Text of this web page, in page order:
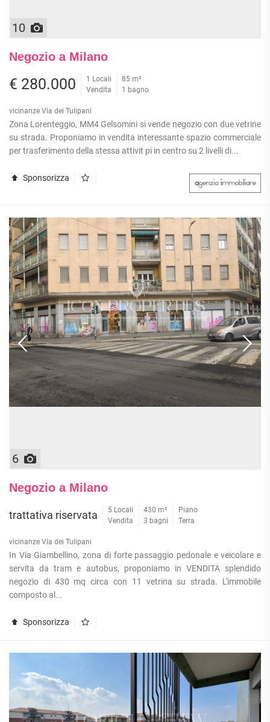
10
Negozio a Milano
€ 280.000
1 Locali
Vendita
85 m²
1 bagno
vicinanze Via dei Tulipani
Zona Lorenteggio, MM4 Gelsomini si vende negozio con due vetrine
su strada. Proponiamo in vendita interessante spazio commerciale
per trasferimento della stessa attivit pi in centro su 2 livelli di...
Sponsorizza
6
Negozio a Milano
trattativa riservata
5 Locali
Vendita
430 m²
3 bagni
Piano
Terra
vicinanze Via dei Tulipani
In Via Giambellino, zona di forte passaggio pedonale e veicolare e
servita da tram e autobus, proponiamo in VENDITA splendido
negozio di 430 mq circa con 11 vetrina su strada. L'immobile
composto al...
Sponsorizza